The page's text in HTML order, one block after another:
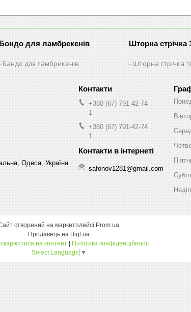
Бондо для ламбрекенів
Бандо для ламбрикенів
Шторна стрічка
Шторна стрічка
Одеса, Україна
+380 (67) 791-42-74
1
+380 (67) 791-42-74
1
safonov1281@gmail.com
створений на маркетплейсі Prom.ua
Продавець на Bigl.ua
на контент | Політика конфіденційності
Select Language ▼